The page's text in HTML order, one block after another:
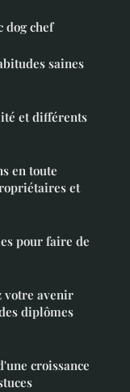
dog chef
saines
et différents
en toute
et
pour faire de
votre avenir
diplômes
croissance